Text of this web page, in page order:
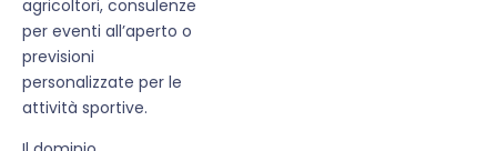
agricoltori, consulenze
per eventi all’aperto o
previsioni
personalizzate per le
attività sportive.